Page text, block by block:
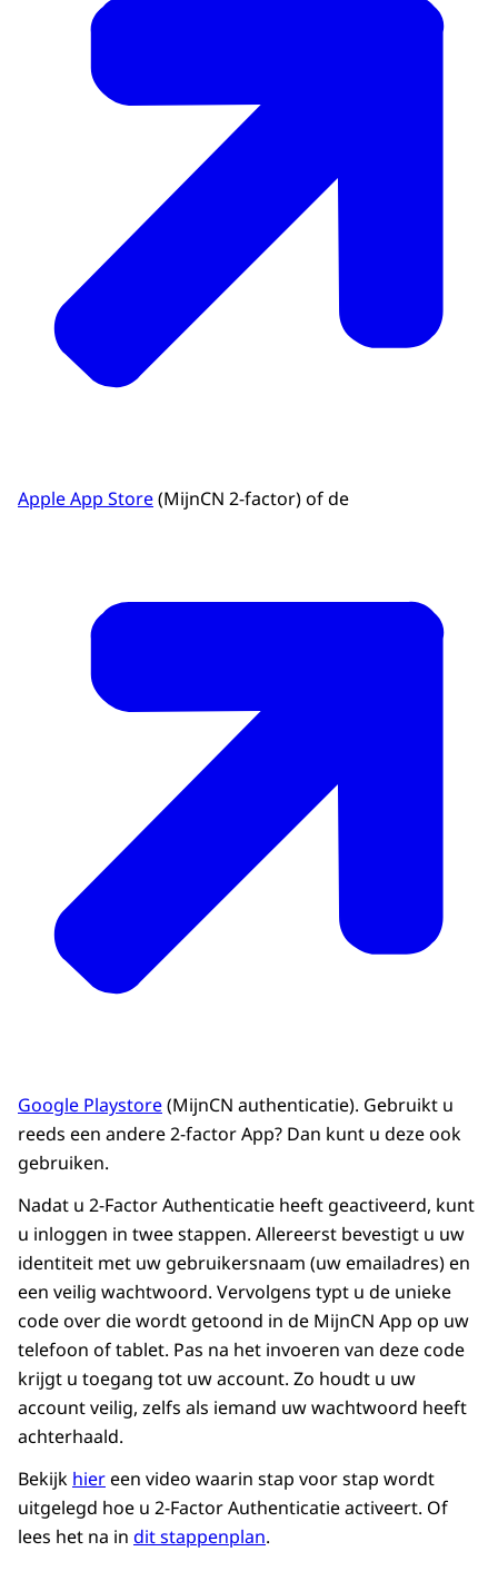
Apple App Store(MijnCN 2-factor) of de
Google Playstore(MijnCN authenticatie). Gebruikt u
reeds een andere 2-factor App? Dan kunt u deze ook
gebruiken.
Nadat u 2-Factor Authenticatie heeft geactiveerd, kunt
u inloggen in twee stappen. Allereerst bevestigt u uw
identiteit met uw gebruikersnaam (uw emailadres) en
een veilig wachtwoord. Vervolgens typt u de unieke
code over die wordt getoond in de MijnCN App op uw
telefoon of tablet. Pas na het invoeren van deze code
krijgt u toegang tot uw account. Zo houdt u uw
account veilig, zelfs als iemand uw wachtwoord heeft
achterhaald.
Bekijk hiereen video waarin stap voor stap wordt
uitgelegd hoe u 2-Factor Authenticatie activeert. Of
lees het na in dit stappenplan.